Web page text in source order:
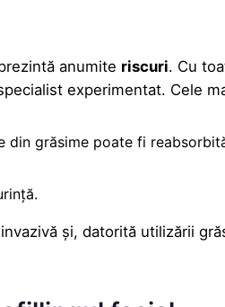
anumite riscuri. Cu
experimentat. Cele
din grăsime poate fi
și, datorită utilizării